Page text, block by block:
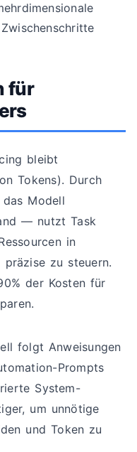
für
bleibt
Tokens). Durch
Modell
— nutzt Task
in
zu steuern.
der Kosten für
folgt Anweisungen
Prompts
System-
um unnötige
und Token zu